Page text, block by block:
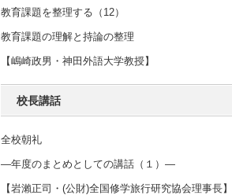
教育課題を整理する（12）
教育課題の理解と持論の整理
【嶋崎政男・神田外語大学教授】
校長講話
全校朝礼
―年度のまとめとしての講話（１）―
【岩瀨正司・(公財)全国修学旅行研究協会理事長】